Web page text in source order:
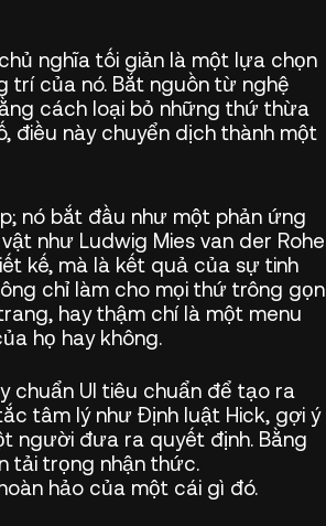
nghĩa tối giản là một lựa chọn
của nó. Bắt nguồn từ nghệ
cách loại bỏ những thứ thừa
điều này chuyển dịch thành một
nó bắt đầu như một phản ứng
như Ludwig Mies van der Rohe
kế, mà là kết quả của sự tinh
chỉ làm cho mọi thứ trông gọn
hay thậm chí là một menu
họ hay không.
chuẩn UI tiêu chuẩn để tạo ra
tâm lý như Định luật Hick, gợi ý
người đưa ra quyết định. Bằng
tải trọng nhận thức.
hảo của một cái gì đó.